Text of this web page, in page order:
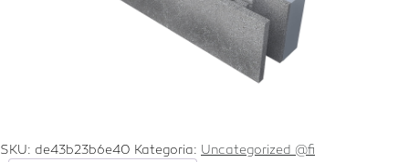
SKU: de43b23b6e40 Kategoria: Uncategorized @fi